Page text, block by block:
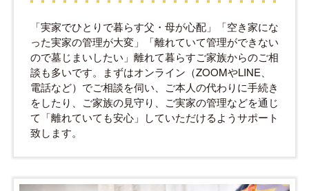
「実家でひとりで暮らす父・母が心配」「空き家にな
った実家の管理が大変」「離れていて管理ができない
ので墓じまいしたい」離れて暮らすご家族からのご相
談も多いです。まずはオンライン（ZOOMやLINE、
電話など）でご相談を伺い、ご本人の代わりに手続き
をしたり、ご家族の見守り、ご実家の管理などを通じ
て「離れていても安心」していただけるようサポート
致します。